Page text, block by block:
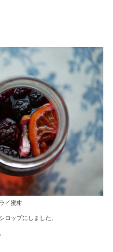
イ蜜柑
ロップにしました。